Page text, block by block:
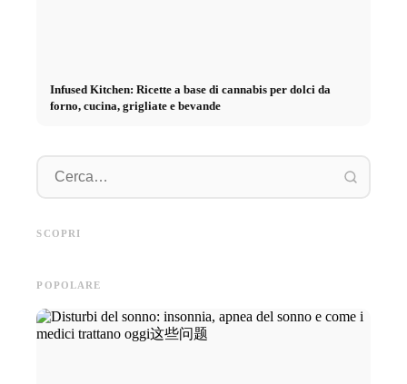
Infused Kitchen: Ricette a base di cannabis per dolci da
forno, cucina, grigliate e bevande
SCOPRI
online mirato
POPOLARE